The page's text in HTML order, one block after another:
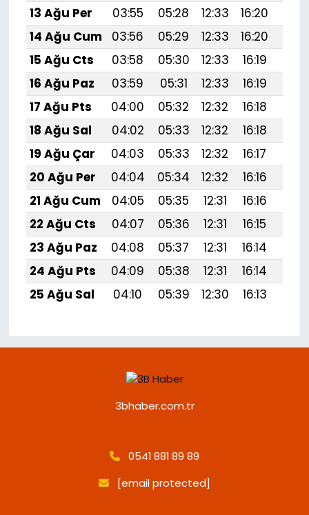
13 Ağu Per
03:55 05:28 12:33 16:20
14 Ağu Cum
03:56 05:29 12:33 16:20
15 Ağu Cts
03:58 05:30 12:33 16:19
16 Ağu Paz
03:59 05:31 12:33 16:19
17 Ağu Pts
04:00 05:32 12:32 16:18
18 Ağu Sal
04:02 05:33 12:32 16:18
19 Ağu Çar
04:03 05:33 12:32 16:17
20 Ağu Per
04:04 05:34 12:32 16:16
21 Ağu Cum
04:05 05:35 12:31 16:16
22 Ağu Cts
04:07 05:36 12:31 16:15
23 Ağu Paz
04:08 05:37 12:31 16:14
24 Ağu Pts
04:09 05:38 12:31 16:14
25 Ağu Sal
04:10 05:39 12:30 16:13
3bhaber.com.tr
0541 881 89 89
[email protected]